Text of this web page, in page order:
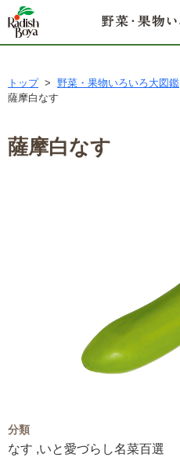
トップ > 野菜・果物いろいろ大図鑑
薩摩白なす
薩摩白なす
分類
なす ,いと愛づらし名菜百選